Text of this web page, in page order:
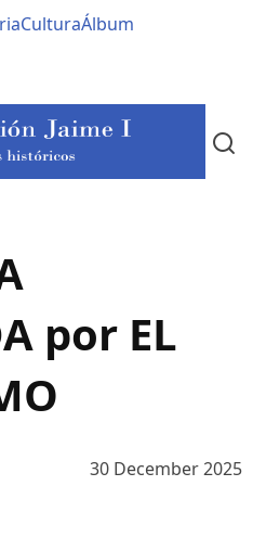
CulturaÁlbum
por EL
30 December 2025